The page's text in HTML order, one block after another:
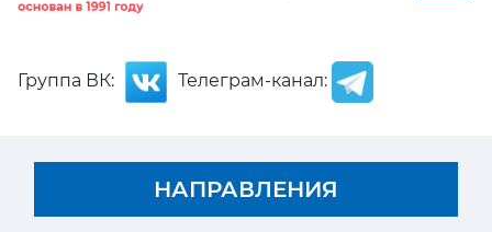
Группа ВК: Телеграм-канал:
НАПРАВЛЕНИЯ